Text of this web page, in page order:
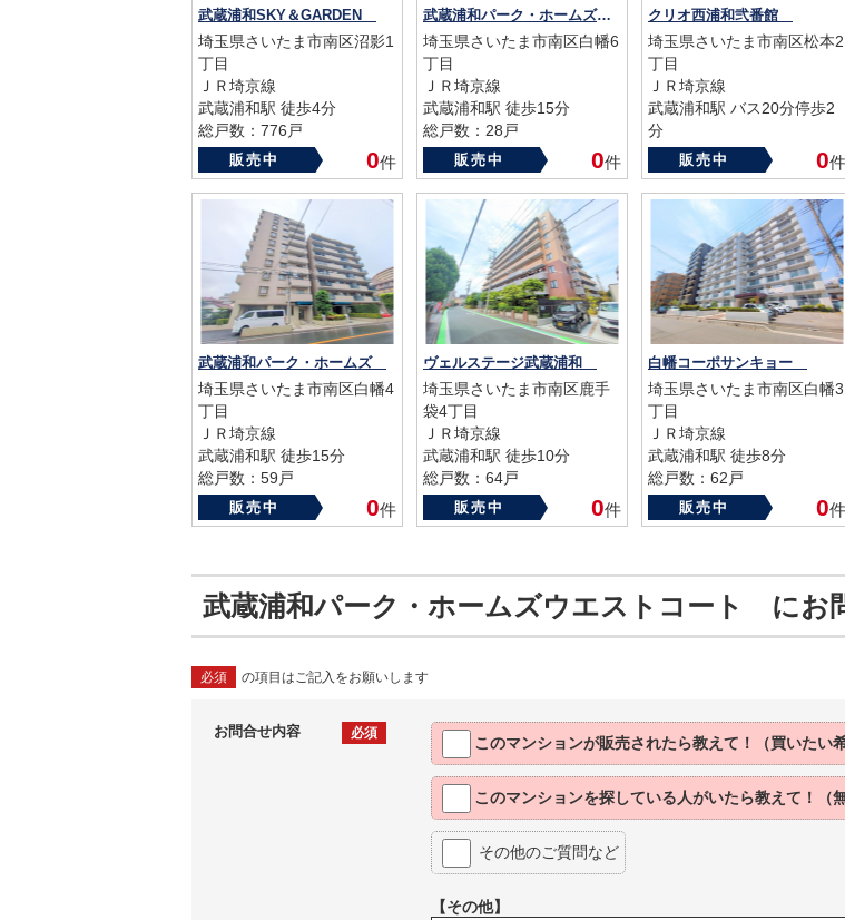
武蔵浦和SKY＆GARDEN
埼玉県さいたま市南区沼影1
丁目
ＪＲ埼京線
武蔵浦和駅 徒歩4分
総戸数：776戸
築年数：2016年
販売中 0件
武蔵浦和パーク・ホームズ弐番館
埼玉県さいたま市南区白幡6
丁目
ＪＲ埼京線
武蔵浦和駅 徒歩15分
総戸数：28戸
築年数：1997年
販売中 0件
クリオ西浦和弐番館
埼玉県さいたま市南区松本2
丁目
ＪＲ埼京線
武蔵浦和駅 バス20分停歩2
分
総戸数：41戸
築年数：1993年
販売中 0件
武蔵浦和パーク・ホームズ
埼玉県さいたま市南区白幡4
丁目
ＪＲ埼京線
武蔵浦和駅 徒歩15分
総戸数：59戸
築年数：1992年
販売中 0件
ヴェルステージ武蔵浦和
埼玉県さいたま市南区鹿手
袋4丁目
ＪＲ埼京線
武蔵浦和駅 徒歩10分
総戸数：64戸
築年数：1998年
販売中 0件
白幡コーポサンキョー
埼玉県さいたま市南区白幡3
丁目
ＪＲ埼京線
武蔵浦和駅 徒歩8分
総戸数：62戸
築年数：1983年
販売中 0件
武蔵浦和パーク・ホームズウエストコート にお
必須 の項目はご記入をお願いします
お問合せ内容 必須
このマンションが販売されたら教えて！（買いたい希
このマンションを探している人がいたら教えて！（
その他のご質問など
【その他】